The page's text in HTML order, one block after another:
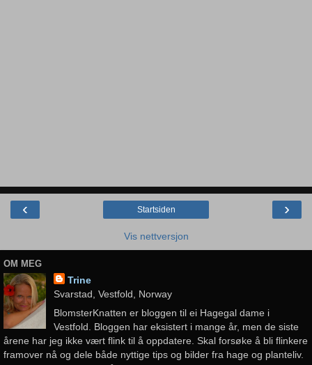
‹ ›
Startsiden
Vis nettversjon
OM MEG
Trine
Svarstad, Vestfold, Norway
BlomsterKnatten er bloggen til ei Hagegal dame i
Vestfold. Bloggen har eksistert i mange år, men de siste
årene har jeg ikke vært flink til å oppdatere. Skal forsøke å bli flinkere
framover nå og dele både nyttige tips og bilder fra hage og planteliv.